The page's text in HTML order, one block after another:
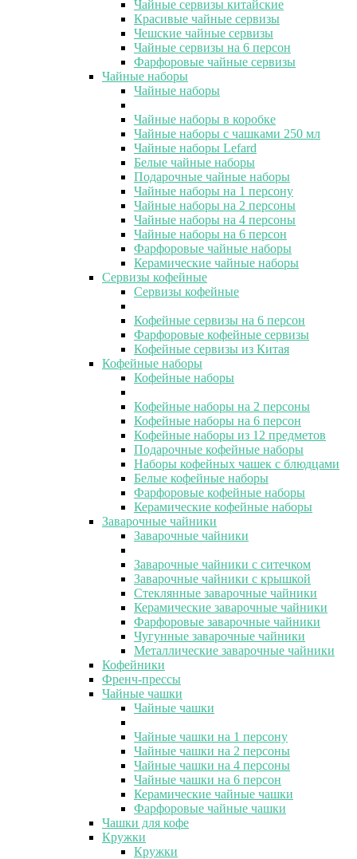
Чайные сервизы китайские
Красивые чайные сервизы
Чешские чайные сервизы
Чайные сервизы на 6 персон
Фарфоровые чайные сервизы
Чайные наборы
Чайные наборы
Чайные наборы в коробке
Чайные наборы с чашками 250 мл
Чайные наборы Lefard
Белые чайные наборы
Подарочные чайные наборы
Чайные наборы на 1 персону
Чайные наборы на 2 персоны
Чайные наборы на 4 персоны
Чайные наборы на 6 персон
Фарфоровые чайные наборы
Керамические чайные наборы
Сервизы кофейные
Сервизы кофейные
Кофейные сервизы на 6 персон
Фарфоровые кофейные сервизы
Кофейные сервизы из Китая
Кофейные наборы
Кофейные наборы
Кофейные наборы на 2 персоны
Кофейные наборы на 6 персон
Кофейные наборы из 12 предметов
Подарочные кофейные наборы
Наборы кофейных чашек с блюдцами
Белые кофейные наборы
Фарфоровые кофейные наборы
Керамические кофейные наборы
Заварочные чайники
Заварочные чайники
Заварочные чайники с ситечком
Заварочные чайники с крышкой
Стеклянные заварочные чайники
Керамические заварочные чайники
Фарфоровые заварочные чайники
Чугунные заварочные чайники
Металлические заварочные чайники
Кофейники
Френч-прессы
Чайные чашки
Чайные чашки
Чайные чашки на 1 персону
Чайные чашки на 2 персоны
Чайные чашки на 4 персоны
Чайные чашки на 6 персон
Керамические чайные чашки
Фарфоровые чайные чашки
Чашки для кофе
Кружки
Кружки